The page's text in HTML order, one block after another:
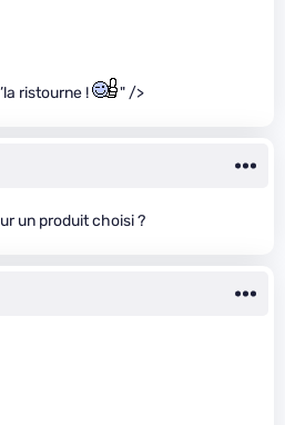
ristourne ! " />
un produit choisi ?